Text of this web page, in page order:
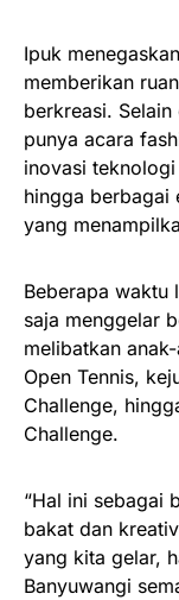
Ipuk
memberikan
berkreasi.
punya acara
inovasi
hingga berbagai
yang
Beberapa waktu
saja menggelar
melibatkan
Open Tennis,
Challenge,
Challenge.
“Hal ini sebagai
bakat dan
yang kita gelar,
Banyuwangi